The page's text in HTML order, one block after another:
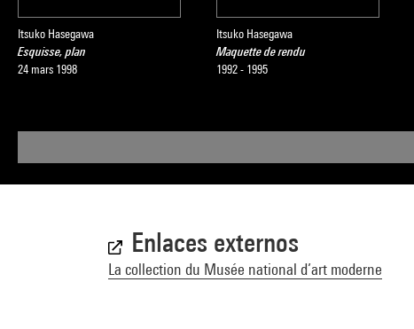
Itsuko Hasegawa
Esquisse, plan
24 mars 1998
Itsuko Hasegawa
Maquette de rendu
1992 - 1995
Enlaces externos
La collection du Musée national d’art moderne